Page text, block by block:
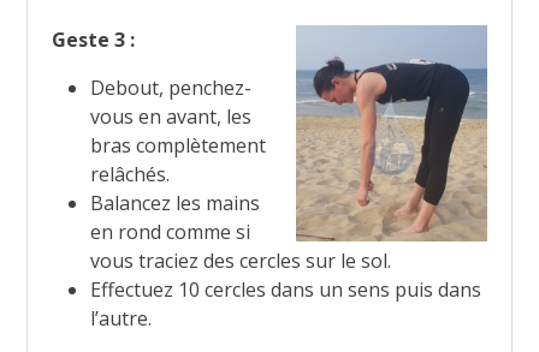
Geste 3 :
Debout, penchez-
vous en avant, les
bras complètement
relâchés.
Balancez les mains
en rond comme si
vous traciez des cercles sur le sol.
Effectuez 10 cercles dans un sens puis dans
l’autre.